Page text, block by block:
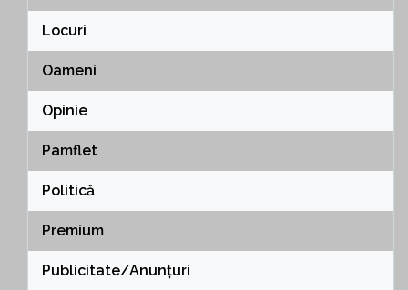
Locuri
Oameni
Opinie
Pamflet
Politică
Premium
Publicitate/Anunțuri